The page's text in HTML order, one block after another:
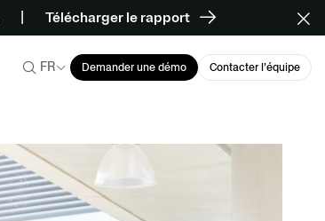
Télécharger le rapport
FR Demander une démo Contacter l’équipe